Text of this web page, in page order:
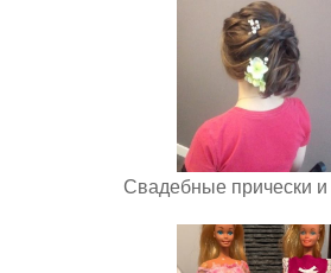
Свадебные прически